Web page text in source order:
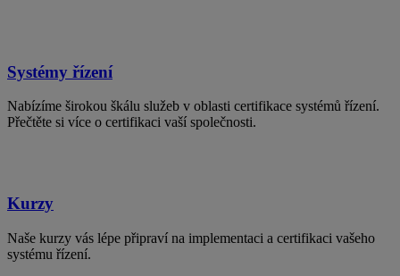
Systémy řízení
Nabízíme širokou škálu služeb v oblasti certifikace systémů řízení.
Přečtěte si více o certifikaci vaší společnosti.
Kurzy
Naše kurzy vás lépe připraví na implementaci a certifikaci vašeho
systému řízení.